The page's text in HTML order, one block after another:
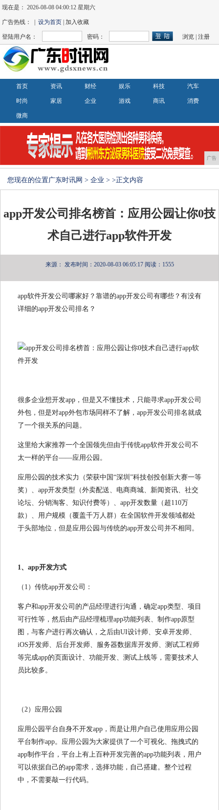
现在是：2026-08-08 04:00:12 星期六
广告热线： |设为首页 | 加入收藏
登陆用户名： 密码： 浏览 |注册
首页 资讯 财经 娱乐 科技 汽车
时尚 家居 企业 游戏 商讯 消费
微商
广告
您现在的位置广东时讯网 > 企业 > >正文内容
app开发公司排名榜首：应用公园让你0技
术自己进行app软件开发
来源： 发布时间：2020-08-03 06:05:17 阅读：1555
app软件开发公司哪家好？靠谱的app开发公司有哪些？有没有
详细的app开发公司排名？
很多企业想开发app，但是又不懂技术，只能寻求app开发公司
外包，但是对app外包市场同样不了解，app开发公司排名就成
了一个很关系的问题。
这里给大家推荐一个全国领先但由于传统app软件开发公司不
太一样的平台——应用公园。
应用公园的技术实力（荣获中国“深圳”科技创投创新大赛一等
奖）、app开发类型（外卖配送、电商商城、新闻资讯、社交
论坛、分销淘客、知识付费等）、app开发数量（超110万
款）、用户规模（覆盖千万人群）在全国软件开发领域都处
于头部地位，但是应用公园与传统的app开发公司并不相同。
1、app开发方式
（1）传统app开发公司：
客户和app开发公司的产品经理进行沟通，确定app类型、项目
可行性等，然后由产品经理梳理app功能列表、制作app原型
图，与客户进行再次确认，之后由UI设计师、安卓开发师、
iOS开发师、后台开发师、服务器数据库开发师、测试工程师
等完成app的页面设计、功能开发、测试上线等，需要技术人
员比较多。
（2）应用公园
应用公园平台自身不开发app，而是让用户自己使用应用公园
平台制作app。应用公园为大家提供了一个可视化、拖拽式的
app制作平台，平台上有上百种开发完善的app功能列表，用户
可以依据自己的app需求，选择功能，自己搭建。整个过程
中，不需要敲一行代码。